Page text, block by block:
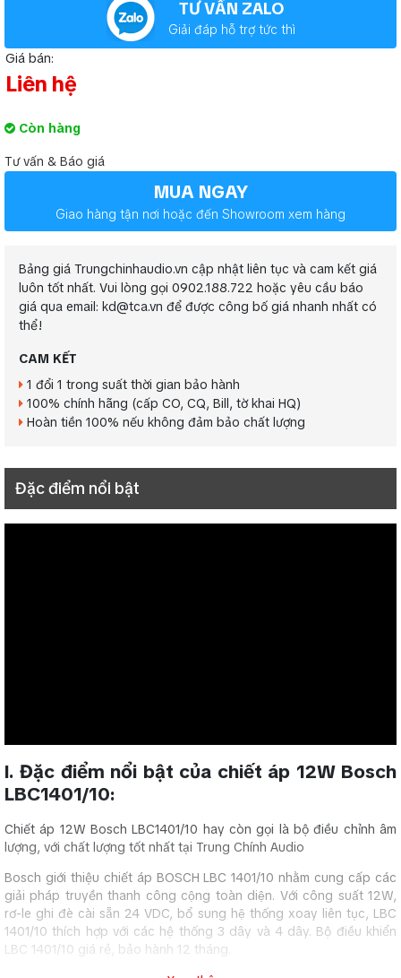
TƯ VẤN ZALO
Giải đáp hỗ trợ tức thì
Giá bán:
Liên hệ
Còn hàng
Tư vấn & Báo giá
MUA NGAY
Giao hàng tận nơi hoặc đến Showroom xem hàng
Bảng giá Trungchinhaudio.vn cập nhật liên tục và cam kết giá
luôn tốt nhất. Vui lòng gọi 0902.188.722 hoặc yêu cầu báo
giá qua email: kd@tca.vn để được công bố giá nhanh nhất có
thể!
CAM KẾT
1 đổi 1 trong suất thời gian bảo hành
100% chính hãng (cấp CO, CQ, Bill, tờ khai HQ)
Hoàn tiền 100% nếu không đảm bảo chất lượng
Đặc điểm nổi bật
I. Đặc điểm nổi bật của chiết áp 12W Bosch
LBC1401/10:
Chiết áp 12W Bosch LBC1401/10 hay còn gọi là bộ điều chỉnh âm
lượng, với chất lượng tốt nhất tại Trung Chính Audio
Bosch giới thiệu chiết áp BOSCH LBC 1401/10 nhằm cung cấp các
giải pháp truyền thanh công cộng toàn diện. Với công suất 12W,
rơ-le ghi đè cài sẵn 24 VDC, bổ sung hệ thống xoay liên tục, LBC
1401/10 thích hợp với các hệ thống 3 dây và 4 dây. Bộ điều khiển
LBC 1401/10 giá rẻ, bảo hành 12 tháng.